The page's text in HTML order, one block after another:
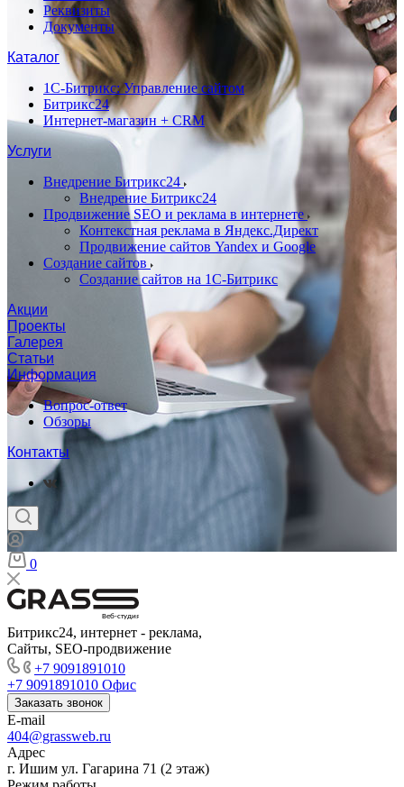
Реквизиты
Документы
Каталог
1С-Битрикс: Управление сайтом
Битрикс24
Интернет-магазин + CRM
Услуги
Внедрение Битрикс24
Внедрение Битрикс24
Продвижение SEO и реклама в интернете
Контекстная реклама в Яндекс.Директ
Продвижение сайтов Yandex и Google
Создание сайтов
Создание сайтов на 1С-Битрикс
Акции
Проекты
Галерея
Статьи
Информация
Вопрос-ответ
Обзоры
Контакты
0
Веб-студия
Битрикс24, интернет - реклама,
Сайты, SEO-продвижение
+7 9091891010
+7 9091891010 Офис
Заказать звонок
E-mail
404@grassweb.ru
Адрес
г. Ишим ул. Гагарина 71 (2 этаж)